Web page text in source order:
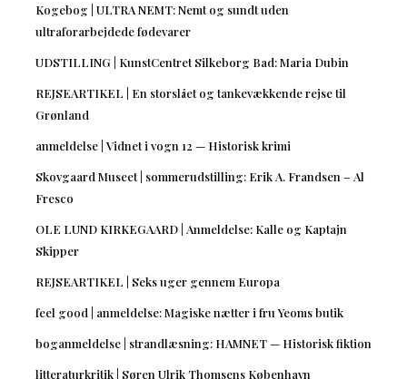
Kogebog | ULTRA NEMT: Nemt og sundt uden
ultraforarbejdede fødevarer
UDSTILLING | KunstCentret Silkeborg Bad: Maria Dubin
REJSEARTIKEL | En storslået og tankevækkende rejse til
Grønland
anmeldelse | Vidnet i vogn 12 — Historisk krimi
Skovgaard Museet | sommerudstilling: Erik A. Frandsen – Al
Fresco
OLE LUND KIRKEGAARD | Anmeldelse: Kalle og Kaptajn
Skipper
REJSEARTIKEL | Seks uger gennem Europa
feel good | anmeldelse: Magiske nætter i fru Yeoms butik
boganmeldelse | strandlæsning: HAMNET — Historisk fiktion
litteraturkritik | Søren Ulrik Thomsens København